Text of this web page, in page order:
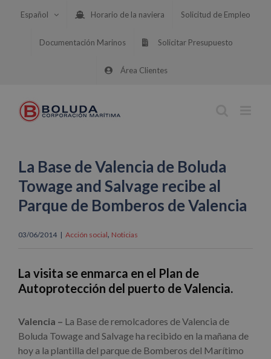
Español Horario de la naviera Solicitud de Empleo
Documentación Marinos Solicitar Presupuesto
Área Clientes
La Base de Valencia de Boluda
Towage and Salvage recibe al
Parque de Bomberos de Valencia
03/06/2014 | Acción social, Noticias
La visita se enmarca en el Plan de
Autoprotección del puerto de Valencia.
Valencia – La Base de remolcadores de Valencia de
Boluda Towage and Salvage ha recibido en la mañana de
hoy a la plantilla del parque de Bomberos del Marítimo